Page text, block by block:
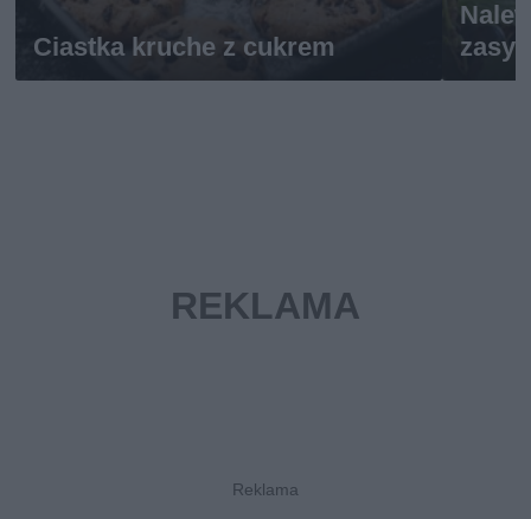
Ciastka kruche z cukrem